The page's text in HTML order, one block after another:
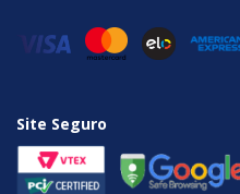
Site Seguro